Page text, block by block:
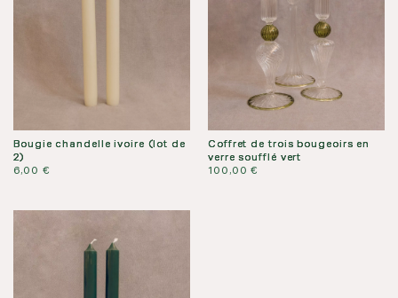
Bougie chandelle ivoire (lot de
2)
6,00 €
Coffret de trois bougeoirs en
verre soufflé vert
100,00€